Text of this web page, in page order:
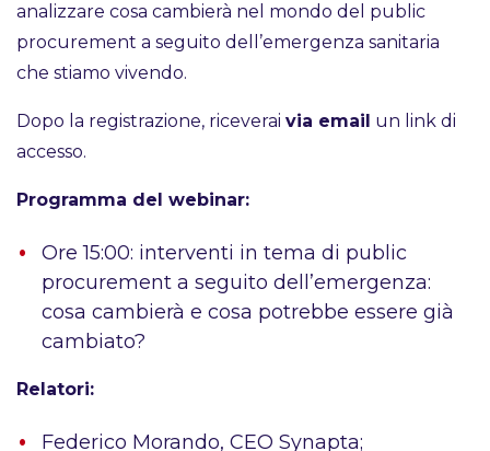
analizzare cosa cambierà nel mondo del public
procurement a seguito dell’emergenza sanitaria
che stiamo vivendo.
Dopo la registrazione, riceverai via email un link di
accesso.
Programma del webinar:
Ore 15:00: interventi in tema di public
procurement a seguito dell’emergenza:
cosa cambierà e cosa potrebbe essere già
cambiato?
Relatori:
Federico Morando, CEO Synapta;